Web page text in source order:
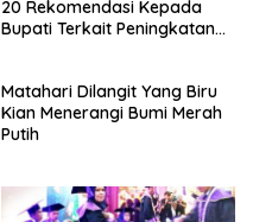
20 Rekomendasi Kepada
Bupati Terkait Peningkatan
Matahari Dilangit Yang Biru
Kian Menerangi Bumi Merah
Putih